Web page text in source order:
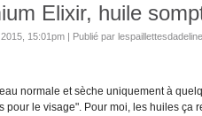
Elixir, huile
15:01pm | Publié par lespaillettesdadeline
normale et sèche uniquement à
pour le visage". Pour moi, les huiles ça